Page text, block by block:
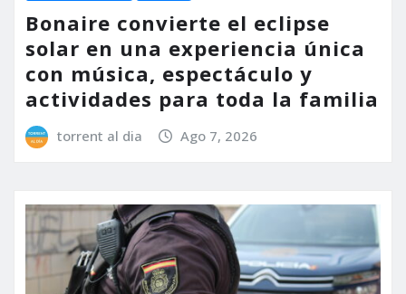
Bonaire convierte el eclipse
solar en una experiencia única
con música, espectáculo y
actividades para toda la familia
torrent al dia Ago 7, 2026